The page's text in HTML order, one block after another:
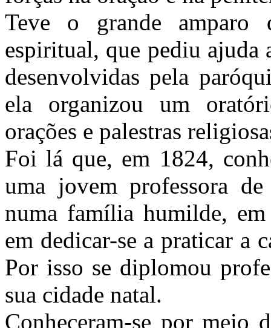
Teve o grande amparo
espiritual, que pediu ajuda
desenvolvidas pela
ela organizou um
orações e palestras
Foi lá que, em 1824,
uma jovem professora de
numa família humilde, em
em dedicar-se a praticar a
Por isso se diplomou
sua cidade natal.
Conheceram-se por meio